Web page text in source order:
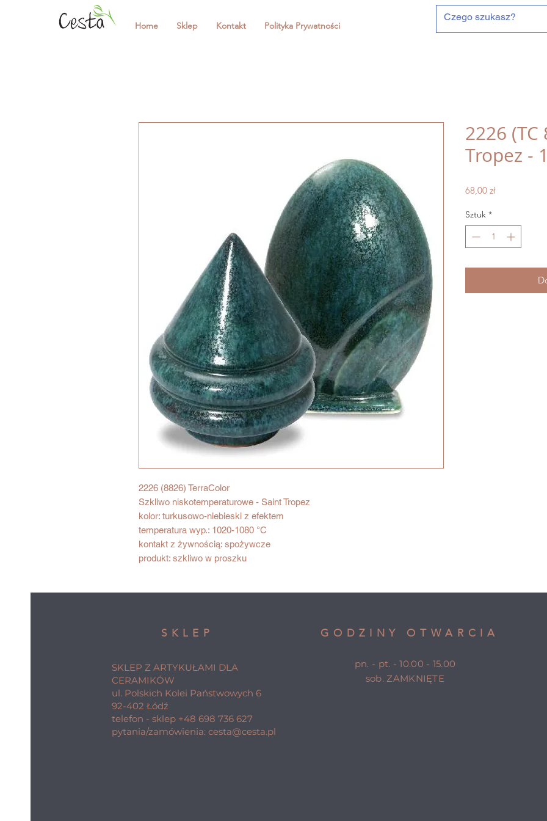
Home Sklep Kontakt Polityka Prywatności
2226 (8826) TerraColor
Szkliwo niskotemperaturowe - Saint Tropez
kolor: turkusowo-niebieski z efektem
temperatura wyp.: 1020-1080 °C
kontakt z żywnością: spożywcze
produkt: szkliwo w proszku
2226 (TC
Tropez -
68,00 złCena
Sztuk *
SKLEP
SKLEP Z ARTYKUŁAMI DLA
CERAMIKÓW
ul. Polskich Kolei Państwowych 6
92-402 Łódź
telefon - sklep +48 698 736 627
pytania/zamówienia: cesta@cesta.pl
GODZINY OTWARCIA
pn. - pt. - 10.00 - 15.00
sob. ZAMKNIĘTE